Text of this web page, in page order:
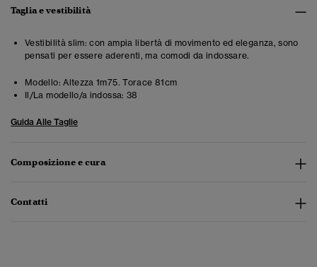
Taglia e vestibilità
Vestibilità slim: con ampia libertà di movimento ed eleganza, sono
pensati per essere aderenti, ma comodi da indossare.
Modello: Altezza 1m75. Torace 81cm
Il/La modello/a indossa: 38
Guida Alle Taglie
Composizione e cura
Contatti